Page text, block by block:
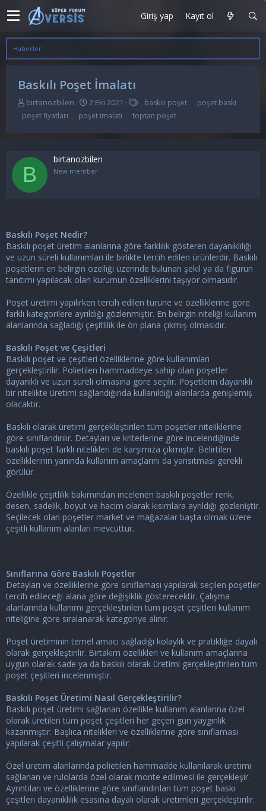
Giriş yap Kayıt ol
Haberler
Baskılı Poşet İmalatı
K
o
u
b
a
a
n
birtanozbilen
B
a
ş
l
n
g
ı
h
i
2 Eki 2021
t
i
k
baskılı poşet
poşet baskı
poşet fiyatları
poşet imalatı toptan poşet
B
birtanozbilen
New member
Baskılı Poşet Nedir?
Baskılı poşet üretim alanlarına göre farklılık gösteren dayanıklılığı
ve uzun süreli kullanımları ile birlikte tercih edilen ürünlerdir. Baskılı
poşetlerin en belirgin özelliği üzerinde bulunan şekil ya da figürün
tanıtımı yapılacak olan kurumun özelliklerini taşıyor olmasıdır.
Poşet üretimi yapılırken tercih edilen türüne ve özelliklerine göre
farklı kategorilere ayrıldığı gözlenmiştir. En belirgin niteliği kullanım
alanlarında sağladığı çeşitlilik ile ön plana çıkmış olmasıdır.
Baskılı Poşet ve Çeşitleri
Baskılı poşet ve çeşitleri özelliklerine göre kullanımları
gerçekleştirilir. Polietilen hammaddeye sahip olan poşetler
dayanıklı ve uzun süreli olmasına göre seçilir. Poşetlerin dayanıklı
bir nitelikte üretimi sağlandığında kullanıldığı alanlarda genişlemiş
olacaktır.
Baskılı olarak üretimi gerçekleştirilen tüm poşetler niteliklerine
göre sınıflandırılır. Detayları ve kriterlerine göre incelendiğinde
baskılı poşet farklı nitelikleri de karşımıza çıkmıştır. Belirtilen
özelliklerinin yanında kullanım amaçlarını da yansıtması gerekli
görülür.
Özellikle çeşitlilik bakımından incelenen baskılı poşetler renk,
desen, sadelik, boyut ve hacim olarak kısımlara ayrıldığı gözleniştir.
Seçilecek olan poşetler market ve mağazalar başta olmak üzere
çeşitli kullanım alanları mevcuttur.
Sınıflarına Göre Baskılı Poşetler
Detayları ve özelliklerine göre sınıflaması yapılarak seçilen poşetler
tercih edileceği alana göre değişiklik gösterecektir. Çalışma
alanlarında kullanımı gerçekleştirilen tüm poşet çeşitleri kullanım
niteliğine göre sıralanarak kategoriye alınır.
Poşet üretiminin temel amacı sağladığı kolaylık ve pratikliğe dayalı
olarak gerçekleştirilir. Birtakım özellikleri ve kullanım amaçlarına
uygun olarak sade ya da baskılı olarak üretimi gerçekleştirilen tüm
poşet çeşitleri incelenmiştir.
Baskılı Poşet Üretimi Nasıl Gerçekleştirilir?
Baskılı poşet üretimi sağlanan özellikle kullanım alanlarına özel
olarak üretilen tüm poşet çeşitleri her geçen gün yaygınlık
kazanmıştır. Başlıca nitelikleri ve özelliklerine göre sınıflaması
yapılarak çeşitli çalışmalar yapılır.
Özel üretim alanlarında polietilen hammadde kullanılarak üretimi
sağlanan ve rulolarda özel olarak monte edilmesi ile gerçekleşir.
Ayrıntıları ve özelliklerine göre sınıflandırılan tüm poşet baskı
çeşitleri dayanıklılık esasına dayalı olarak üretimleri gerçekleştirilir.